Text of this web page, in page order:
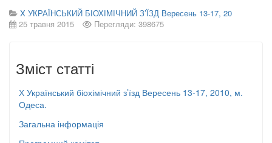
X УКРАЇНСЬКИЙ БІОХІМІЧНИЙ З’ЇЗД Вересень 13-17, 20
25 травня 2015
Перегляди: 398675
Зміст статті
Х Український біохімічний з’їзд Вересень 13-17, 2010, м.
Одеса.
Загальна інформація